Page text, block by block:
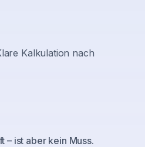
Kalkulation nach
– ist aber kein Muss.